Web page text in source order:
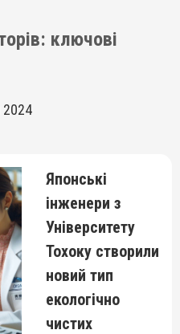
ключові
2024
Японські
інженери з
Університету
Тохоку створили
новий тип
екологічно
чистих